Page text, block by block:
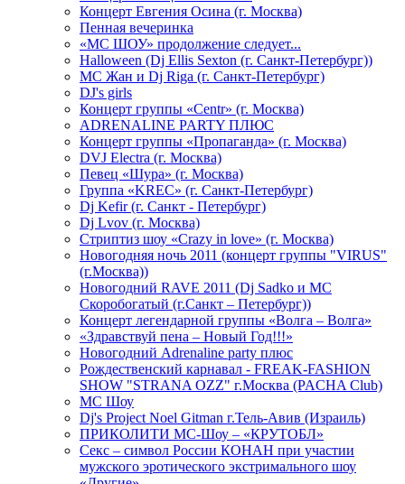
Концерт Евгения Осина (г. Москва)
Пенная вечеринка
«МС ШОУ» продолжение следует...
Halloween (Dj Ellis Sexton (г. Санкт-Петербург))
МС Жан и Dj Riga (г. Санкт-Петербург)
DJ's girls
Концерт группы «Centr» (г. Москва)
ADRENALINE PARTY ПЛЮС
Концерт группы «Пропаганда» (г. Москва)
DVJ Electra (г. Москва)
Певец «Шура» (г. Москва)
Группа «KREC» (г. Санкт-Петербург)
Dj Kefir (г. Санкт - Петербург)
Dj Lvov (г. Москва)
Стриптиз шоу «Crazy in love» (г. Москва)
Новогодняя ночь 2011 (концерт группы "VIRUS"
(г.Москва))
Новогодний RAVE 2011 (Dj Sadko и MC
Скоробогатый (г.Санкт – Петербург))
Концерт легендарной группы «Волга – Волга»
«Здравствуй пена – Новый Год!!!»
Новогодний Adrenaline party плюс
Рождественский карнавал - FREAK-FASHION
SHOW "STRANA OZZ" г.Москва (PACHA Club)
MC Шоу
Dj's Project Noel Gitman г.Тель-Авив (Израиль)
ПРИКОЛИТИ МС-Шоу – «КРУТОБЛ»
Секс – символ России КОНАН при участии
мужского эротического экстримального шоу